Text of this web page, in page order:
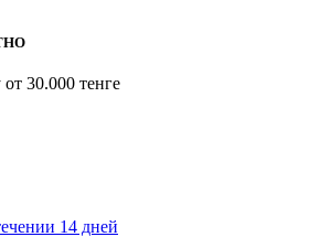
30.000 тенге
14 дней